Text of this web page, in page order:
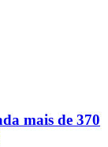
mais de 370